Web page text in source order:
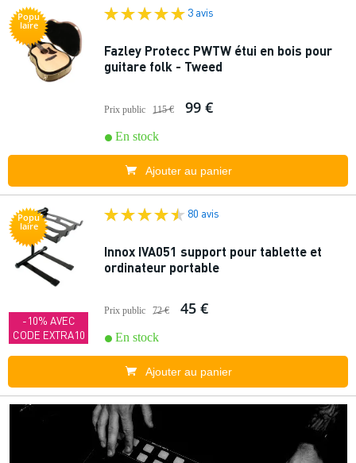
Popu
laire
3 avis
Fazley Protecc PWTW étui en bois pour
guitare folk - Tweed
Prix public 115 € 99 €
En stock
Ajouter au panier
Popu
laire
-10% AVEC
CODE EXTRA10
80 avis
Innox IVA051 support pour tablette et
ordinateur portable
Prix public 72 € 45 €
En stock
Ajouter au panier